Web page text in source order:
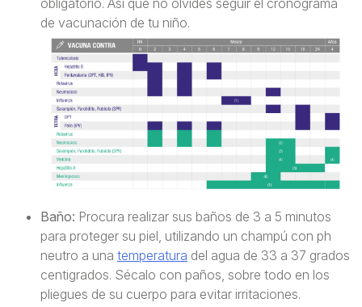
obligatorio. Así que no olvides seguir el cronograma
de vacunación de tu niño.
Baño: Procura realizar sus baños de 3 a 5 minutos
para proteger su piel, utilizando un champú con ph
neutro a una temperatura del agua de 33 a 37 grados
centigrados. Sécalo con paños, sobre todo en los
pliegues de su cuerpo para evitar irritaciones.